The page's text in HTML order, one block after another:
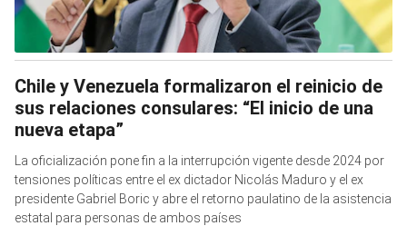
Chile y Venezuela formalizaron el reinicio de
sus relaciones consulares: “El inicio de una
nueva etapa”
La oficialización pone fin a la interrupción vigente desde 2024 por
tensiones políticas entre el ex dictador Nicolás Maduro y el ex
presidente Gabriel Boric y abre el retorno paulatino de la asistencia
estatal para personas de ambos países